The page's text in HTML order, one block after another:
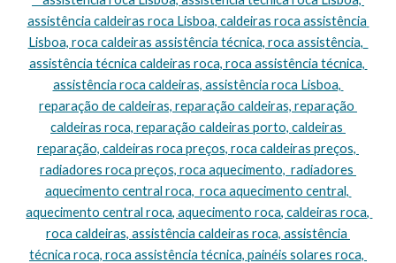
assistência caldeiras roca Lisboa, caldeiras roca assistência
Lisboa, roca caldeiras assistência técnica, roca assistência,
assistência técnica caldeiras roca, roca assistência técnica,
assistência roca caldeiras, assistência roca Lisboa,
reparação de caldeiras, reparação caldeiras, reparação
caldeiras roca, reparação caldeiras porto, caldeiras
reparação, caldeiras roca preços, roca caldeiras preços,
radiadores roca preços, roca aquecimento,  radiadores
aquecimento central roca,  roca aquecimento central,
aquecimento central roca, aquecimento roca, caldeiras roca,
roca caldeiras, assistência caldeiras roca, assistência
técnica roca, roca assistência técnica, painéis solares roca,